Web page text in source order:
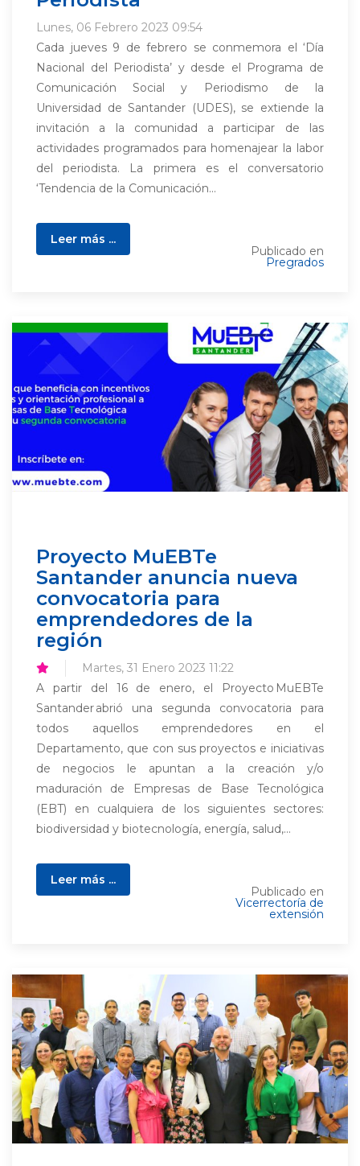
Lunes, 06 Febrero 2023 09:54
Cada jueves 9 de febrero se conmemora el ‘Día
Nacional del Periodista’ y desde el Programa de
Comunicación Social y Periodismo de la
Universidad de Santander (UDES), se extiende la
invitación a la comunidad a participar de las
actividades programados para homenajear la labor
del periodista. La primera es el conversatorio
‘Tendencia de la Comunicación...
Leer más ...
Publicado en
Pregrados
Proyecto MuEBTe
Santander anuncia nueva
convocatoria para
emprendedores de la
región
Martes, 31 Enero 2023 11:22
A partir del 16 de enero, el Proyecto MuEBTe
Santander abrió una segunda convocatoria para
todos aquellos emprendedores en el
Departamento, que con sus proyectos e iniciativas
de negocios le apuntan a la creación y/o
maduración de Empresas de Base Tecnológica
(EBT) en cualquiera de los siguientes sectores:
biodiversidad y biotecnología, energía, salud,...
Leer más ...
Publicado en
Vicerrectoría de
extensión